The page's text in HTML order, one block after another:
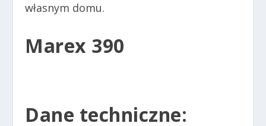
własnym domu.
Marex 390
Dane techniczne: